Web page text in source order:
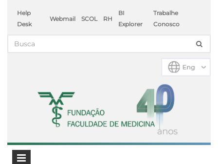
Help
Desk
Webmail SCOL RH
BI
Explorer
Trabalhe
Conosco